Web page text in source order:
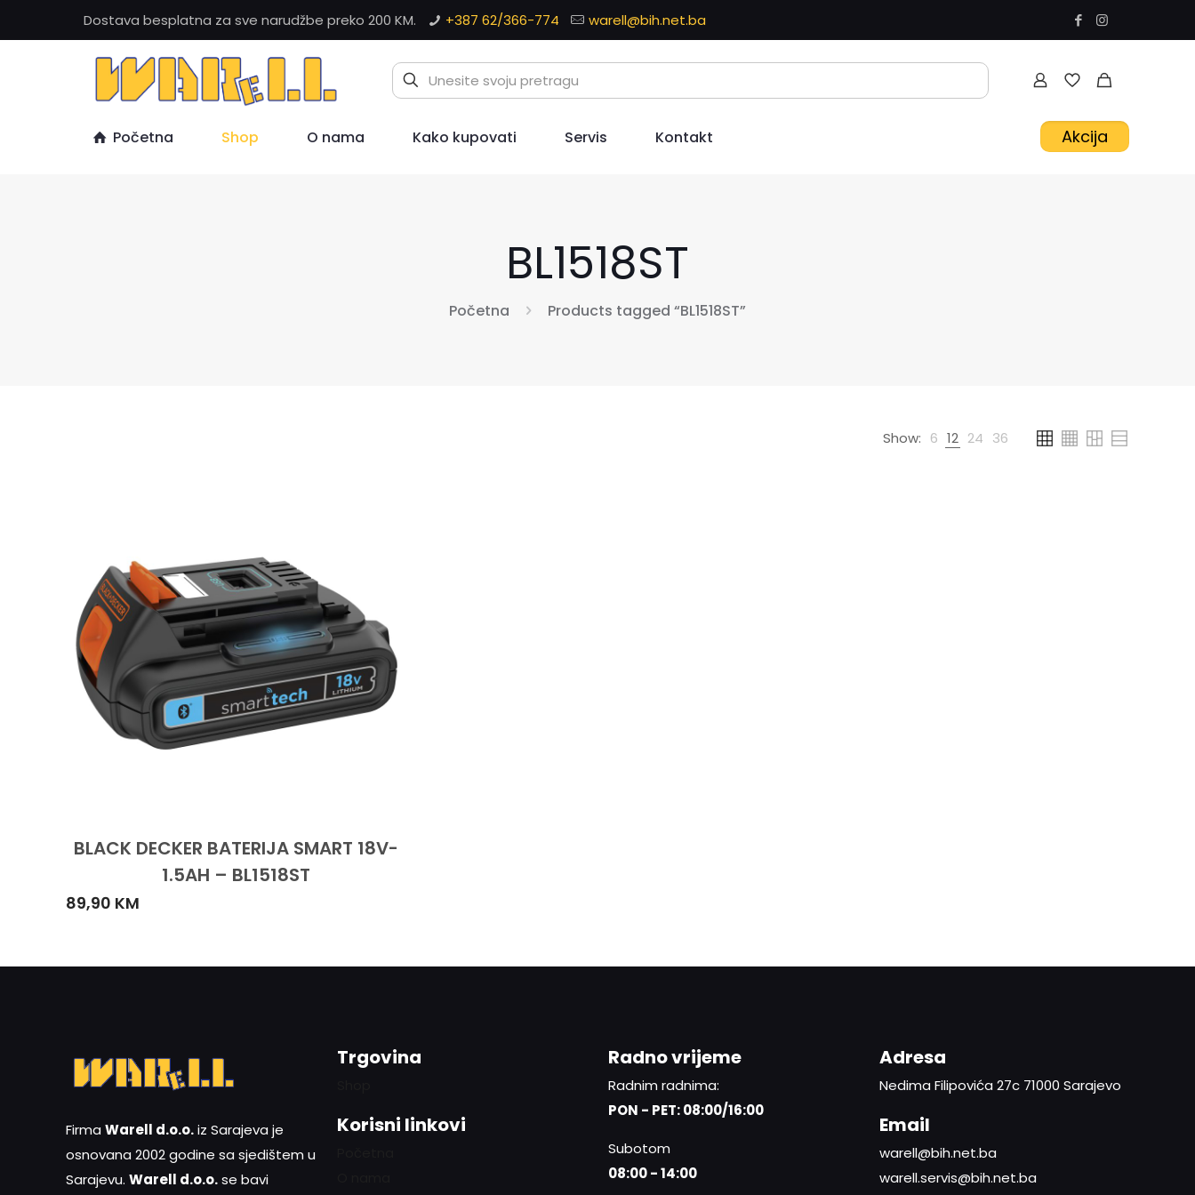
Dostava besplatna za sve narudžbe preko 200 KM. +387 62/366-774 warell@bih.net.ba
Početna Shop O nama Kako kupovati Servis Kontakt Akcija
BL1518ST
Početna Products tagged “BL1518ST”
Show: 6 12 24 36
BLACK DECKER BATERIJA SMART 18V-
1.5AH – BL1518ST
89,90 KM
Firma Warell d.o.o.iz Sarajeva je
osnovana 2002 godine sa sjedištem u
Sarajevu. Warell d.o.o.se bavi
Trgovina
Korisni linkovi
Radno vrijeme
Radnim radnima:
PON - PET: 08:00/16:00
Subotom
08:00 - 14:00
Adresa
Nedima Filipovića 27c 71000 Sarajevo
Email
warell@bih.net.ba
warell.servis@bih.net.ba